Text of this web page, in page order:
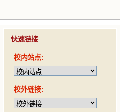
快速链接
校内站点:
校外链接: